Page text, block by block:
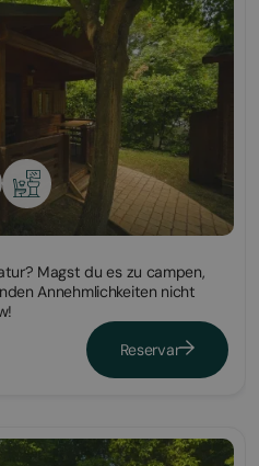
Magst du es zu campen,
Annehmlichkeiten nicht
Reservar